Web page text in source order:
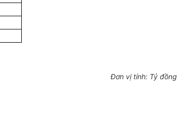
Đơn vị tính: Tỷ đồng